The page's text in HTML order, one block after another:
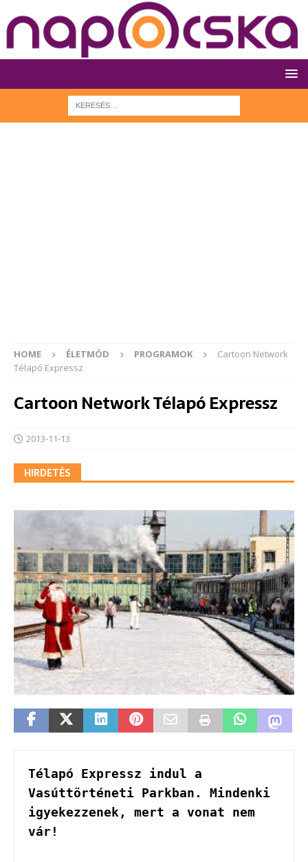
HOME ÉLETMÓD PROGRAMOK
Cartoon Network
Télapó Expressz
Cartoon Network Télapó Expressz
2013-11-13
HIRDETÉS
Télapó Expressz indul a
Vasúttörténeti Parkban. Mindenki
igyekezzenek, mert a vonat nem
vár!